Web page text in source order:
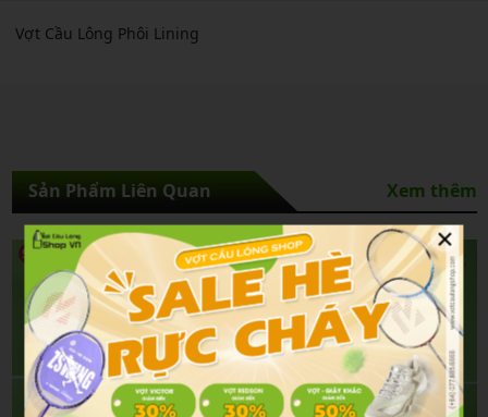
Vợt Cầu Lông Phôi Lining
Sản Phẩm Liên Quan Xem thêm
5% ×